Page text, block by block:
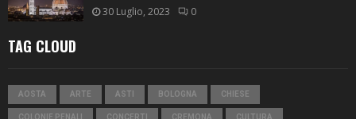
30 Luglio, 2023 0
TAG CLOUD
AOSTA ARTE ASTI BOLOGNA CHIESE